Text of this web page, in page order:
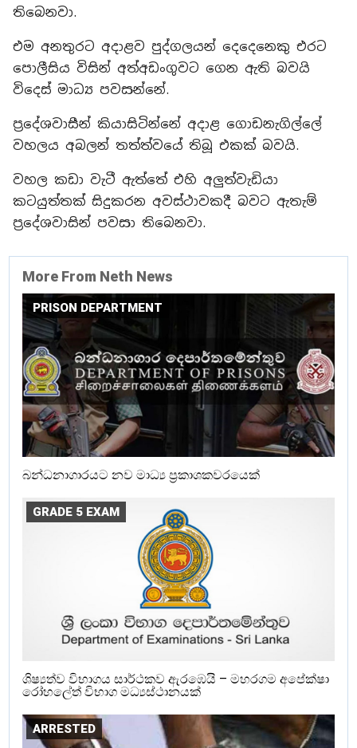
තිබෙනවා.
එම අනතුරට අදාළව පුද්ගලයන් දෙදෙනෙකු එරට
පොලීසිය විසින් අත්අඩංගුවට ගෙන ඇති බවයි
විදෙස් මාධ්‍ය පවසන්නේ.
ප්‍රදේශවාසීන් කියාසිටින්නේ අදාළ ගොඩනැගිල්ලේ
වහලය අබලන් තත්ත්වයේ තිබූ එකක් බවයි.
වහල කඩා වැටී ඇත්තේ එහි අලුත්වැඩියා
කටයුත්තක් සිදුකරන අවස්ථාවකදී බවට ඇතැම්
ප්‍රදේශවාසින් පවසා තිබෙනවා.
More From Neth News
PRISON DEPARTMENT
බන්ධනාගාරයට නව මාධ්‍ය ප්‍රකාශකවරයෙක්
GRADE 5 EXAM
ශිෂ්‍යත්ව විභාගය සාර්ථකව ඇරඹෙයි – මහරගම අපේක්ෂා
රෝහලේත් විභාග මධ්‍යස්ථානයක්
ARRESTED